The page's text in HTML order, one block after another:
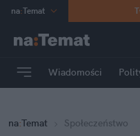
na:Temat
Poland
mama
Rozrywka
Wiadomości
na:Temat Społeczeństwo